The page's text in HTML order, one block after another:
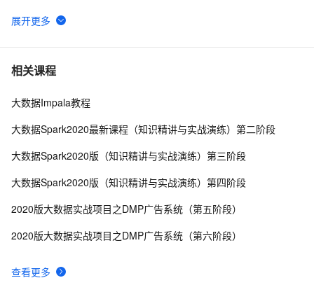
6
数据无界、湖仓无界，Apache Doris 湖仓一体典型场景
7 大数据数据采集的数据类型的结构化数据
8 【MaxCompute 常见问题】 外部表
10Gartner：大数据投资增长，但计划投资的组织机构却
相关课程
查看更多
大数据Impala教程
大数据Spark2020最新课程（知识精讲与实战演练）第二阶段
大数据Spark2020版（知识精讲与实战演练）第三阶段
大数据Spark2020版（知识精讲与实战演练）第四阶段
2020版大数据实战项目之DMP广告系统（第五阶段）
2020版大数据实战项目之DMP广告系统（第六阶段）